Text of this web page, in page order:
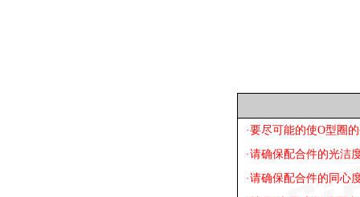
·要尽可能的使O型圈
·请确保配合件的光洁
·请确保配合件的同心